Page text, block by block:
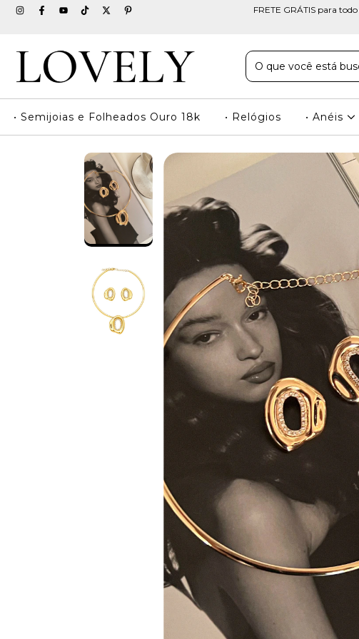
FRETE GRÁTIS para
• Semijoias e Folheados Ouro 18k • Relógios • Anéis